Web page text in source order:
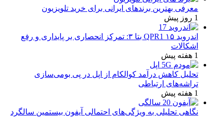
معرفی بهترین برندهای ایرانی برای خرید تلویزیون
1 روز پیش
اندروید ۱۵ QPR1 بتا ۳: تمرکز انحصاری بر پایداری و رفع
اشکالات
1 هفته پیش
تحلیل کاهش درآمد کوالکام از اپل در پی بومی‌سازی
تراشه‌های ارتباطی
1 هفته پیش
نگاهی تحلیلی به ویژگی‌های احتمالی آیفون بیستمین سالگرد